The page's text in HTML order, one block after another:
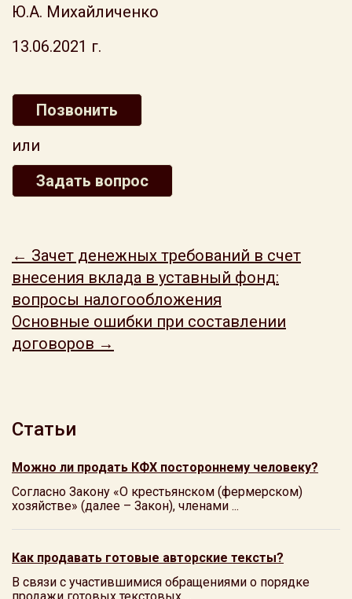
Ю.А. Михайличенко
13.06.2021 г.
Позвонить
или
Задать вопрос
← Зачет денежных требований в счет
внесения вклада в уставный фонд:
вопросы налогообложения
Основные ошибки при составлении
договоров →
Статьи
Можно ли продать КФХ постороннему человеку?
Согласно Закону «О крестьянском (фермерском)
хозяйстве» (далее – Закон), членами ...
Как продавать готовые авторские тексты?
В связи с участившимися обращениями о порядке